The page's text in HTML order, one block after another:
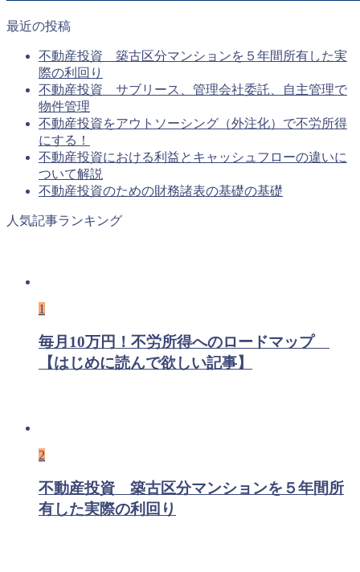
最近の投稿
不動産投資 築古区分マンションを５年間所有した実
際の利回り
不動産投資 サブリース、管理会社委託、自主管理で
物件管理
不動産投資をアウトソーシング（外注化）で不労所得
にする！
不動産投資における利益とキャッシュフローの違いに
ついて解説
不動産投資のための財務諸表の基礎の基礎
人気記事ランキング
1
毎月10万円！不労所得へのロードマップ
【はじめに読んで欲しい記事】
2
不動産投資 築古区分マンションを５年間所
有した実際の利回り